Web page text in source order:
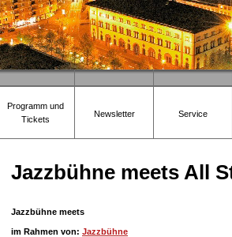
Programm und
Tickets
Newsletter Service
Jazzbühne meets All
Jazzbühne meets
im Rahmen von: Jazzbühne